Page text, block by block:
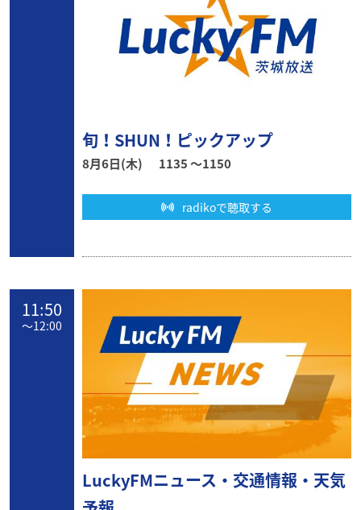
旬！SHUN！ピックアップ
8月6日(木) 1135 〜1150
radikoで聴取する
11:50
〜12:00
LuckyFMニュース・交通情報・天気